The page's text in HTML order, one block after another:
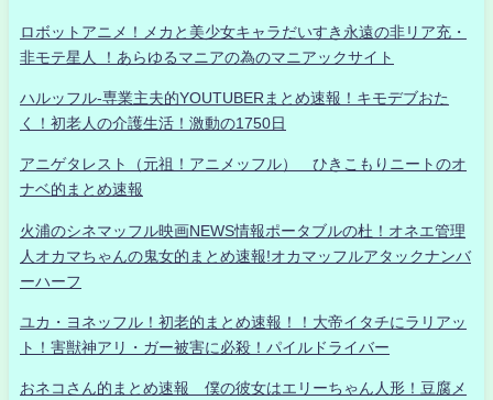
ロボットアニメ！メカと美少女キャラだいすき永遠の非リア充・
非モテ星人 ！あらゆるマニアの為のマニアックサイト
ハルッフル-専業主夫的YOUTUBERまとめ速報！キモデブおた
く！初老人の介護生活！激動の1750日
アニゲタレスト（元祖！アニメッフル） ひきこもりニートのオ
ナベ的まとめ速報
火浦のシネマッフル映画NEWS情報ポータブルの杜！オネエ管理
人オカマちゃんの鬼女的まとめ速報!オカマッフルアタックナンバ
ーハーフ
ユカ・ヨネッフル！初老的まとめ速報！！大帝イタチにラリアッ
ト！害獣神アリ・ガー被害に必殺！パイルドライバー
おネコさん的まとめ速報 僕の彼女はエリーちゃん人形！豆腐メ